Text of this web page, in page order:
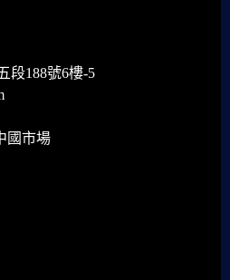
段188號6樓-5
國市場